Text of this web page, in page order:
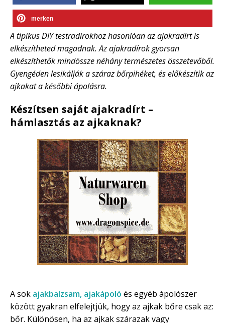
merken
A tipikus DIY testradírokhoz hasonlóan az ajakradírt is
elkészítheted magadnak. Az ajakradírok gyorsan
elkészíthetők mindössze néhány természetes összetevőből.
Gyengéden lesikálják a száraz bőrpihéket, és előkészítik az
ajkakat a későbbi ápolásra.
Készítsen saját ajakradírt –
hámlasztás az ajkaknak?
A sok ajakbalzsam, ajakápoló és egyéb ápolószer
között gyakran elfelejtjük, hogy az ajkak bőre csak az:
bőr. Különösen, ha az ajkak szárazak vagy